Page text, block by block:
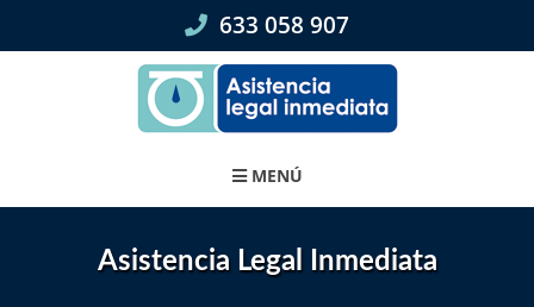
633 058 907
MENÚ
Asistencia Legal Inmediata